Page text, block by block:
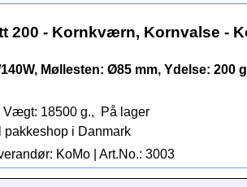
200 - Kornkværn, Kornvalse -
Møllesten: Ø85 mm, Ydelse: 200
Vægt: 18500 g.,
På lager
pakkeshop i Danmark
KoMo | Art.No.: 3003